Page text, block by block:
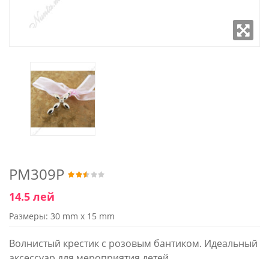
PM309P
14.5 лей
Размеры: 30 mm x 15 mm
Волнистый крестик с розовым бантиком. Идеальный